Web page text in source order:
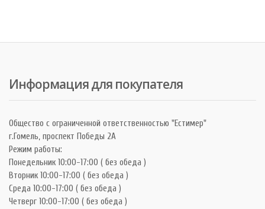
Информация для покупателя
Общество с ограниченной ответственностью "Естимер"
г.Гомель, проспект Победы 2А
Режим работы:
Понедельник 10:00-17:00 ( без обеда )
Вторник 10:00-17:00 ( без обеда )
Среда 10:00-17:00 ( без обеда )
Четверг 10:00-17:00 ( без обеда )